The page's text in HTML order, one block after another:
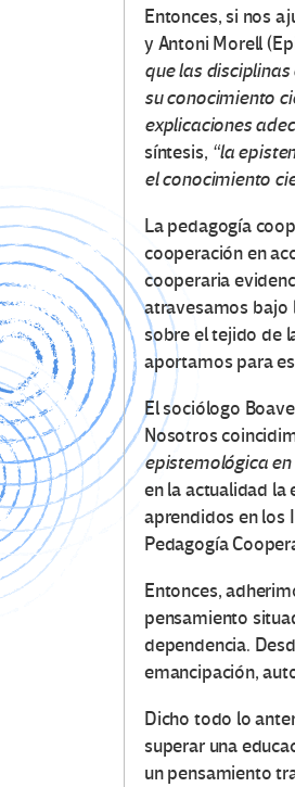
Entonces, si nos
y Antoni Morell
que las
su conocimiento
explicaciones
síntesis, “la
el conocimiento
La pedagogía
cooperación en
cooperaria
atravesamos bajo
sobre el tejido de
aportamos para
El sociólogo
Nosotros
epistemológica
en la actualidad la
aprendidos en los
Pedagogía
Entonces,
pensamiento
dependencia.
emancipación,
Dicho todo lo
superar una
un pensamiento